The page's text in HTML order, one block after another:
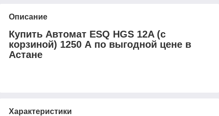
Описание
Купить Автомат ESQ HGS 12A (с
корзиной) 1250 А по выгодной цене в
Астане
Характеристики